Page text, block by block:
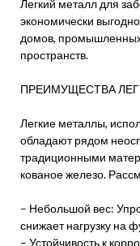
Легкий металл для
экономически
домов,
пространств.
ПРЕИМУЩЕСТВА
Легкие металлы,
обладают рядом
традиционными
кованое железо.
– Небольшой вес:
снижает нагрузку на
– Устойчивость к